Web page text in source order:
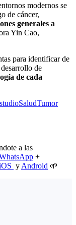
modernos se
de cáncer,
generales a
Yin Cao,
para identificar de
de
de cada
SaludTumor
a las
+
y Android 🌱